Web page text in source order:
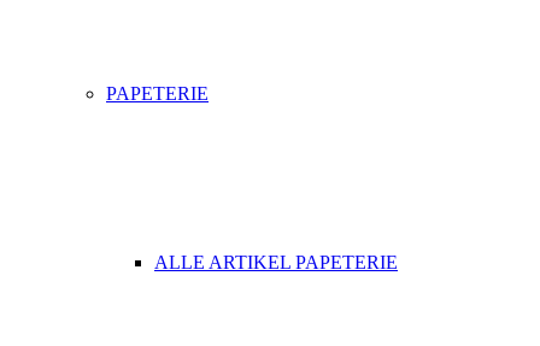
PAPETERIE
ALLE ARTIKEL PAPETERIE